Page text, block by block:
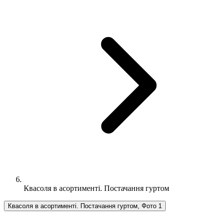
Квасоля в асортименті. Постачання гуртом
Квасоля в асортименті. Постачання гуртом, Фото 1